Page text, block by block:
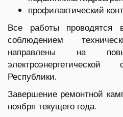
профилактический
Все работы
соблюдением
направлены на
Республики.
Завершение ремонтной
ноября текущего года.